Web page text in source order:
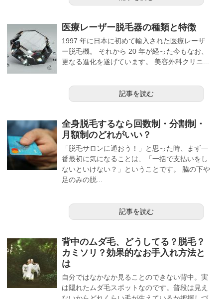
医療レーザー脱毛器の種類と特徴
1997 年に日本に初めて輸入された医療レーザ
ー脱毛機。 それから 20 年が経った今もなお、
更なる進化を遂げています。 美容外科クリニ...
記事を読む
全身脱毛するなら回数制・分割制・
月額制のどれがいい？
「脱毛サロンに通おう！」と思った時、まず一
番最初に気になることは、「一括で支払いをし
ないといけない？」ということです。 脇の下や
足のみの脱...
記事を読む
背中のムダ毛、どうしてる？脱毛？
カミソリ？効果的なお手入れ方法と
は
自分ではなかなか見ることのできない背中。実
は隠れたムダ毛スポットなのです。普段は見え